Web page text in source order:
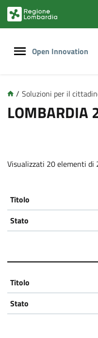
Open Innovation
/ Soluzioni per il
L
b
a
r
d
a
2
0
LOMBARDIA
Visualizzati 20 elementi di